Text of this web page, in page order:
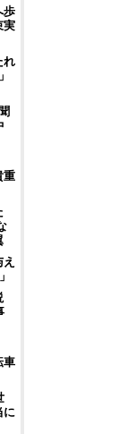
歩
実
れ
重
車
に